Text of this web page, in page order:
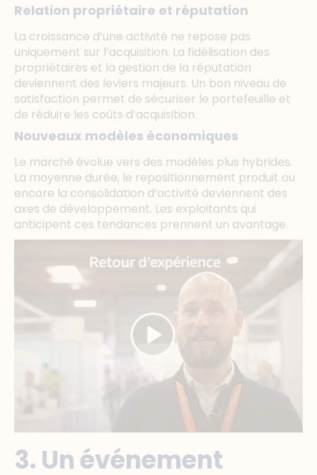
Relation propriétaire et réputation
La croissance d’une activité ne repose pas
uniquement sur l’acquisition. La fidélisation des
propriétaires et la gestion de la réputation
deviennent des leviers majeurs. Un bon niveau de
satisfaction permet de sécuriser le portefeuille et
de réduire les coûts d’acquisition.
Nouveaux modèles économiques
Le marché évolue vers des modèles plus hybrides.
La moyenne durée, le repositionnement produit ou
encore la consolidation d’activité deviennent des
axes de développement. Les exploitants qui
anticipent ces tendances prennent un avantage.
3. Un événement